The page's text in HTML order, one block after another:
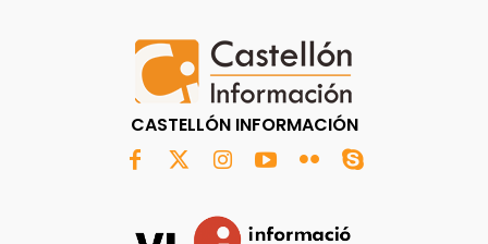
CASTELLÓN INFORMACIÓN